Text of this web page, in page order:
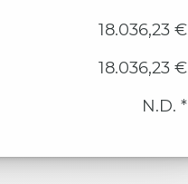
18.036,23 €
18.036,23 €
N.D. *